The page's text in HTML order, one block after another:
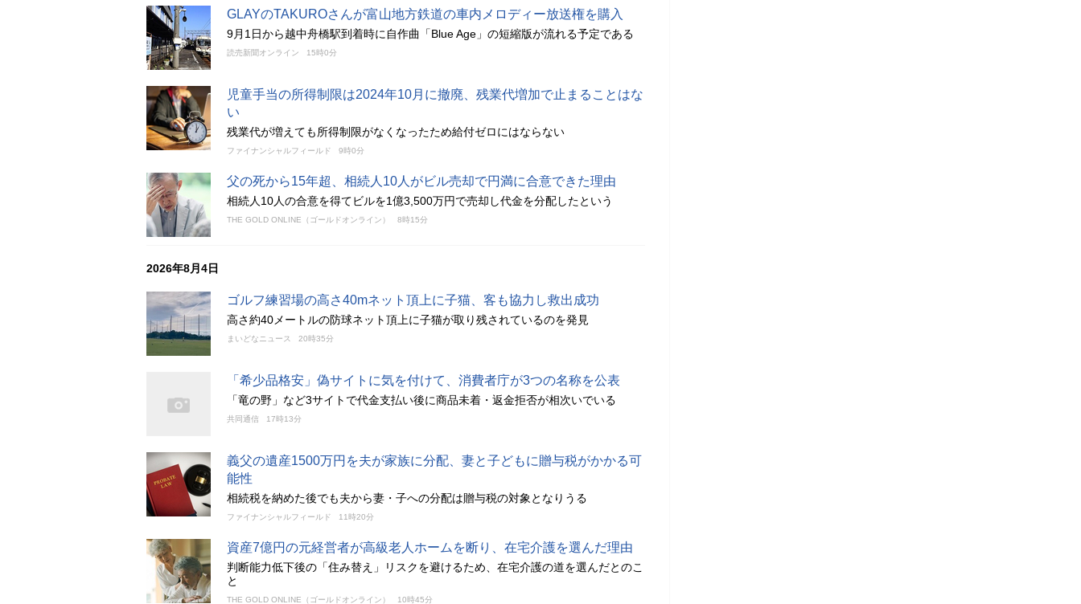
GLAYのTAKUROさんが富山地方鉄道の車内メロディー放送権を購入
9月1日から越中舟橋駅到着時に自作曲「Blue Age」の短縮版が流れる予定である
読売新聞オンライン 15時0分
児童手当の所得制限は2024年10月に撤廃、残業代増加で止まることはな
い
残業代が増えても所得制限がなくなったため給付ゼロにはならない
ファイナンシャルフィールド 9時0分
父の死から15年超、相続人10人がビル売却で円満に合意できた理由
相続人10人の合意を得てビルを1億3,500万円で売却し代金を分配したという
THE GOLD ONLINE（ゴールドオンライン） 8時15分
2026年8月4日
ゴルフ練習場の高さ40mネット頂上に子猫、客も協力し救出成功
高さ約40メートルの防球ネット頂上に子猫が取り残されているのを発見
まいどなニュース 20時35分
「希少品格安」偽サイトに気を付けて、消費者庁が3つの名称を公表
「竜の野」など3サイトで代金支払い後に商品未着・返金拒否が相次いでいる
共同通信 17時13分
義父の遺産1500万円を夫が家族に分配、妻と子どもに贈与税がかかる可
能性
相続税を納めた後でも夫から妻・子への分配は贈与税の対象となりうる
ファイナンシャルフィールド 11時20分
資産7億円の元経営者が高級老人ホームを断り、在宅介護を選んだ理由
判断能力低下後の「住み替え」リスクを避けるため、在宅介護の道を選んだとのこ
と
THE GOLD ONLINE（ゴールドオンライン） 10時45分